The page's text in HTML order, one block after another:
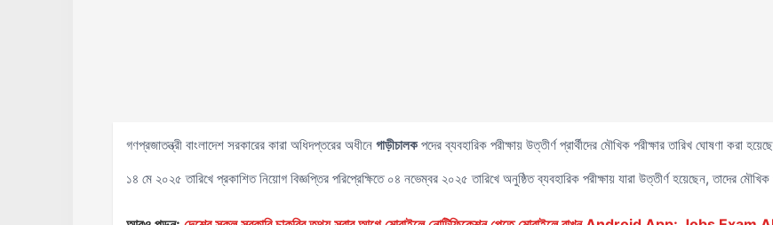
গণপ্রজাতন্ত্রী বাংলাদেশ সরকারের কারা অধিদপ্তরের অধীনে গাড়ীচালকপদের ব্যবহারিক পরীক্ষায় উত্তীর্ণ প্রার্থীদের মৌখিক পরীক্ষার তারিখ ঘোষণা করা
১৪ মে ২০২৫ তারিখে প্রকাশিত নিয়োগ বিজ্ঞপ্তির পরিপ্রেক্ষিতে ০৪ নভেম্বর ২০২৫ তারিখে অনুষ্ঠিত ব্যবহারিক পরীক্ষায় যারা উত্তীর্ণ হয়েছেন, তাদের মৌখিক